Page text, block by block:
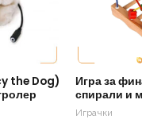
the Dog)
Игра за
спирали и
Играчки